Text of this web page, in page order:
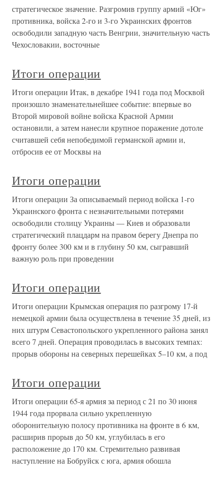
стратегическое значение. Разгромив группу армий «Юг»
противника, войска 2-го и 3-го Украинских фронтов
освободили западную часть Венгрии, значительную часть
Чехословакии, восточные
Итоги операции
Итоги операции Итак, в декабре 1941 года под Москвой
произошло знаменательнейшее событие: впервые во
Второй мировой войне войска Красной Армии
остановили, а затем нанесли крупное поражение дотоле
считавшей себя непобедимой германской армии и,
отбросив ее от Москвы на
Итоги операции
Итоги операции За описываемый период войска 1-го
Украинского фронта с незначительными потерями
освободили столицу Украины — Киев и образовали
стратегический плацдарм на правом берегу Днепра по
фронту более 300 км и в глубину 50 км, сыгравший
важную роль при проведении
Итоги операции
Итоги операции Крымская операция по разгрому 17-й
немецкой армии была осуществлена в течение 35 дней, из
них штурм Севастопольского укрепленного района занял
всего 7 дней. Операция проводилась в высоких темпах:
прорыв обороны на северных перешейках 5–10 км, а под
Итоги операции
Итоги операции 65-я армия за период с 21 по 30 июня
1944 года прорвала сильно укрепленную
оборонительную полосу противника на фронте в 6 км,
расширив прорыв до 50 км, углубилась в его
расположение до 170 км. Стремительно развивая
наступление на Бобруйск с юга, армия обошла